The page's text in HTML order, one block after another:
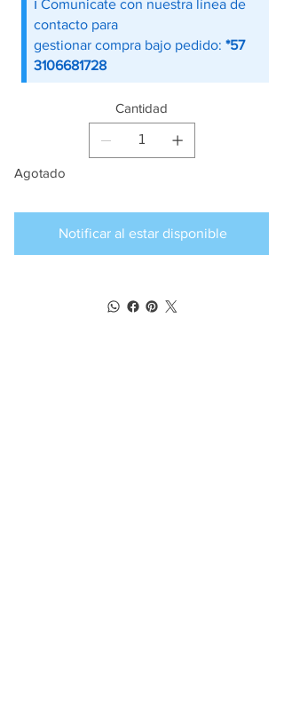
ℹ️ Comunicate con nuestra línea de
contacto para
gestionar compra bajo pedido: *57
3106681728
Cantidad
Agotado
Notificar al estar disponible